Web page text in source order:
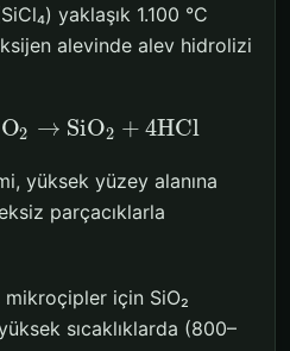
yaklaşık 1.100 °C
alevinde alev hidrolizi
O2 → SiO2 + 4HCl
yüksek yüzey alanına
parçacıklarla
için SiO₂
sıcaklıklarda (800–